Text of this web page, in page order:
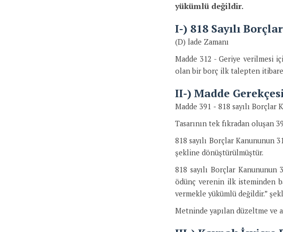
Ticari Temsilciler, Ticari Vekiller ve Diğer Tacir Yardımcıları
Ömür Boyu Gelir ve Ölünceye Kadar Bakma Sözleşmeleri
yükümlü değildir.
I-) 818 Sayılı
(D) İade Zamanı
Madde 312 - Geriye verilmesi
olan bir borç ilk talepten
II-) Madde
Madde 391 - 818 sayılı Borçlar
Tasarının tek fıkradan oluşan
818 sayılı Borçlar Kanununun
şekline dönüştürülmüştür.
818 sayılı Borçlar
ödünç verenin ilk isteminden
vermekle yükümlü değildir.”
Metninde yapılan düzeltme ve